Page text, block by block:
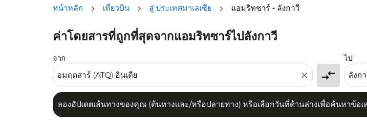
หน้าหลัก เที่ยวบิน สู่ ประเทศมาเลเซีย แอมริทซาร์ - ลังกาวี
ค่าโดยสารที่ถูกที่สุดจากแอมริทซาร์ไปลังกาวี
จาก
close compare_arrows
ไป
ลองอัปเดตเส้นทางของคุณ (ต้นทางและ/หรือปลายทาง) หรือเลือกวันที่ด้านล่างเพื่อค้นหาข้อเ
ลองอัปเดตเส้นทางของคุณ (ต้นทางและ/หรือปลายทาง) หรือเลือกวันที่ด้านล่างเพื่อค้นหาข้อเสน